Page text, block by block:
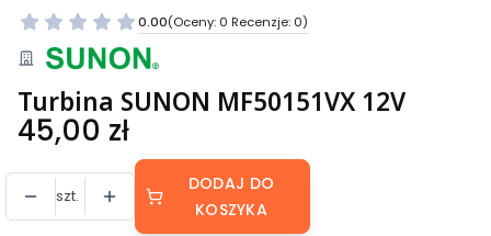
0.00(Oceny: 0 Recenzje: 0)
Turbina SUNON MF50151VX 12V
Cena
45,00 zł
szt.
DODAJ DO
KOSZYKA